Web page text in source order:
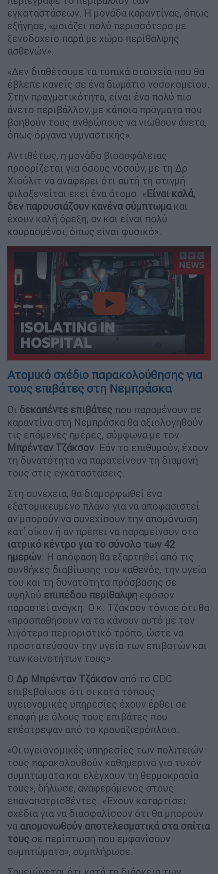
εγκαταστάσεων. Η μονάδα καραντίνας, όπως
εξήγησε, «μοιάζει πολύ περισσότερο με
ξενοδοχείο παρά με χώρο περίθαλψης
ασθενών».
«Δεν διαθέτουμε τα τυπικά στοιχεία που θα
έβλεπε κανείς σε ένα δωμάτιο νοσοκομείου.
Στην πραγματικότητα, είναι ένα πολύ πιο
άνετο περιβάλλον, με κάποια πράγματα που
βοηθούν τους ανθρώπους να νιώθουν άνετα,
όπως όργανα γυμναστικής».
Αντιθέτως, η μονάδα βιοασφάλειας
προορίζεται για όσους νοσούν, με τη Δρ
Χιούλιτ να αναφέρει ότι αυτή τη στιγμή
φιλοξενείται εκεί ένα άτομο. « Είναι καλά,
δεν παρουσιάζουν κανένα σύμπτωμακαι
έχουν καλή όρεξη, αν και είναι πολύ
κουρασμένοι, όπως είναι φυσικό».
video
Ατομικό σχέδιο παρακολούθησης για
τους επιβάτες στη Νεμπράσκα
Οι δεκαπέντε επιβάτες που παραμένουν σε
καραντίνα στη Νεμπράσκα θα αξιολογηθούν
τις επόμενες ημέρες, σύμφωνα με τον
Μπρένταν Τζάκσον. Εάν το επιθυμούν, έχουν
τη δυνατότητα να παρατείνουν τη διαμονή
τους στις εγκαταστάσεις.
Στη συνέχεια, θα διαμορφωθεί ένα
εξατομικευμένο πλάνο για να αποφασιστεί
αν μπορούν να συνεχίσουν την απομόνωση
κατ' οίκον ή αν πρέπει να παραμείνουν στο
ιατρικό κέντρο για το σύνολο των 42
ημερών. Η απόφαση θα εξαρτηθεί από τις
συνθήκες διαβίωσης του καθενός, την υγεία
του και τη δυνατότητα πρόσβασης σε
υψηλού επιπέδου περίθαλψη εφόσον
παραστεί ανάγκη. Ο κ. Τζάκσον τόνισε ότι θα
«προσπαθήσουν να το κάνουν αυτό με τον
λιγότερο περιοριστικό τρόπο, ώστε να
προστατεύσουν την υγεία των επιβατών και
των κοινοτήτων τους».
Ο Δρ Μπρένταν Τζάκσον από το CDC
επιβεβαίωσε ότι οι κατά τόπους
υγειονομικές υπηρεσίες έχουν έρθει σε
επαφή με όλους τους επιβάτες που
επέστρεψαν από το κρουαζιερόπλοιο.
«Οι υγειονομικές υπηρεσίες των πολιτειών
τους παρακολουθούν καθημερινά για τυχόν
συμπτώματα και ελέγχουν τη θερμοκρασία
τους», δήλωσε, αναφερόμενος στους
επαναπατρισθέντες. «Έχουν καταρτίσει
σχέδια για να διασφαλίσουν ότι θα μπορούν
να απομονωθούν αποτελεσματικά στα σπίτια
τους σε περίπτωση που εμφανίσουν
συμπτώματα», συμπλήρωσε.